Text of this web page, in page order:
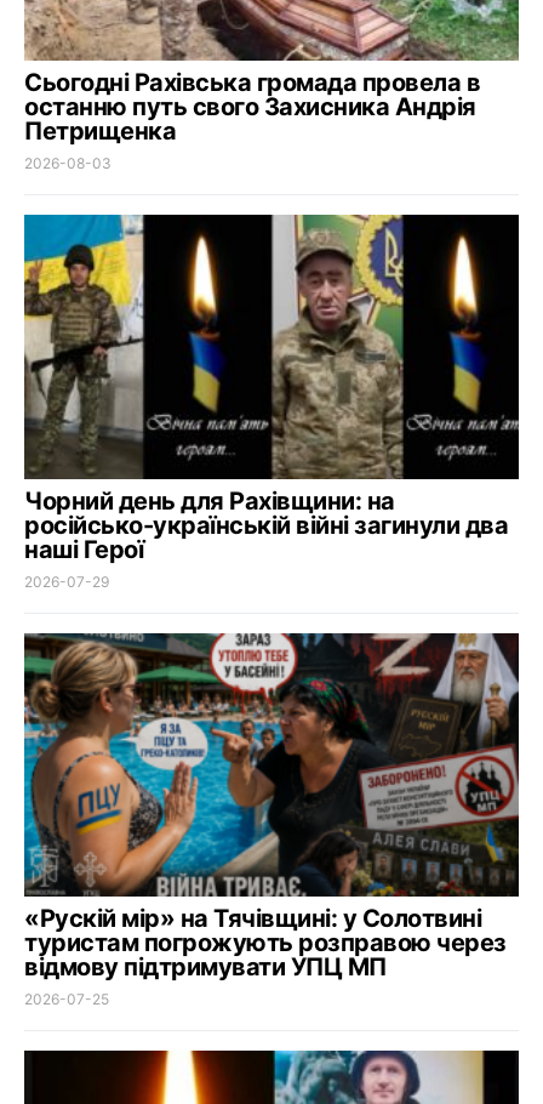
Сьогодні Рахівська громада провела в
останню путь свого Захисника Андрія
Петрищенка
2026-08-03
Чорний день для Рахівщини: на
російсько-українській війні загинули два
наші Герої
2026-07-29
«Рускій мір» на Тячівщині: у Солотвині
туристам погрожують розправою через
відмову підтримувати УПЦ МП
2026-07-25